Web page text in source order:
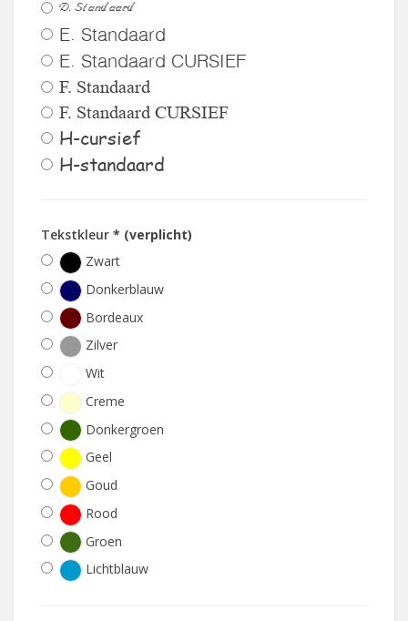
D. Standaard
E. Standaard
E. Standaard CURSIEF
F. Standaard
F. Standaard CURSIEF
H-cursief
H-standaard
Tekstkleur * (verplicht)
Zwart
Donkerblauw
Bordeaux
Zilver
Wit
Creme
Donkergroen
Geel
Goud
Rood
Groen
Lichtblauw